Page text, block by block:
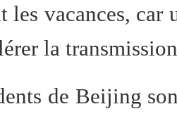
les vacances,
la
de Beijing